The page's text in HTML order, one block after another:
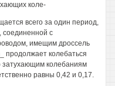
коле-
всего за один период,
соединенной с
имещим дроссель
продолжает колебаться
затухающим колебаниям
равны 0,42 и 0,17.